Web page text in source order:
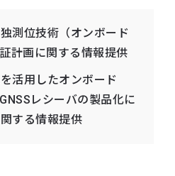
測位技術（オンボード
計画に関する情報提供
活用したオンボード
レシーバの製品化に
する情報提供